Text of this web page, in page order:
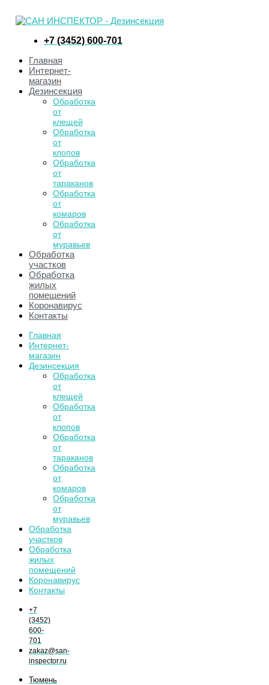
+7 (3452) 600-701
Главная
Интернет-
магазин
Дезинсекция
Обработка
от
клещей
Обработка
от
клопов
Обработка
от
тараканов
Обработка
от
комаров
Обработка
от
муравьев
Обработка
участков
Обработка
жилых
помещений
Коронавирус
Контакты
Главная
Интернет-
магазин
Дезинсекция
Обработка
от
клещей
Обработка
от
клопов
Обработка
от
тараканов
Обработка
от
комаров
Обработка
от
муравьев
Обработка
участков
Обработка
жилых
помещений
Коронавирус
Контакты
+7
(3452)
600-
701
zakaz@san-
inspector.ru
Тюмень